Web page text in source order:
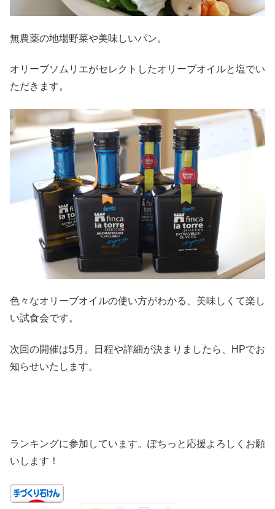
無農薬の地場野菜や美味しいパン。
オリーブソムリエがセレクトしたオリーブオイルと塩でい
ただきます。
色々なオリーブオイルの使い方がわかる、美味しくて楽し
い試食会です。
次回の開催は5月。日程や詳細が決まりましたら、HPでお
知らせいたします。
ランキングに参加しています。ぽちっと応援よろしくお願
いします！